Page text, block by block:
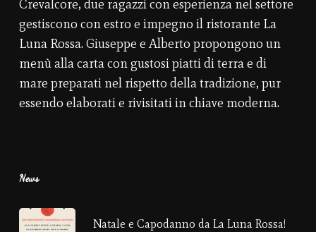
Crevalcore, due ragazzi con esperienza nel settore
gestiscono con estro e impegno il ristorante La
Luna Rossa. Giuseppe e Alberto propongono un
menù alla carta con gustosi piatti di terra e di
mare preparati nel rispetto della tradizione, pur
essendo elaborati e rivisitati in chiave moderna.
News
Natale e Capodanno da La Luna Rossa!